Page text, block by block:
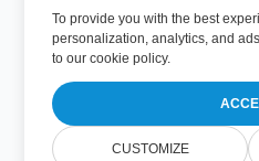
To provide you with the best
personalization, analytics, and
toour cookie policy.
CUSTOMIZE